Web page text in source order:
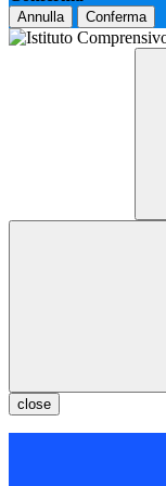
Annulla Conferma
close